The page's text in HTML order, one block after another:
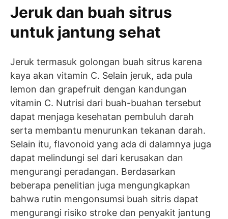
Jeruk dan buah sitrus
untuk jantung sehat
Jeruk termasuk golongan buah sitrus karena
kaya akan vitamin C. Selain jeruk, ada pula
lemon dan grapefruit dengan kandungan
vitamin C. Nutrisi dari buah-buahan tersebut
dapat menjaga kesehatan pembuluh darah
serta membantu menurunkan tekanan darah.
Selain itu, flavonoid yang ada di dalamnya juga
dapat melindungi sel dari kerusakan dan
mengurangi peradangan. Berdasarkan
beberapa penelitian juga mengungkapkan
bahwa rutin mengonsumsi buah sitris dapat
mengurangi risiko stroke dan penyakit jantung